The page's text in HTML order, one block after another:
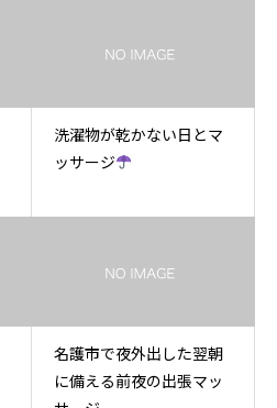
洗濯物が乾かない日とマ
ッサージ
名護市で夜外出した翌朝
に備える前夜の出張マッ